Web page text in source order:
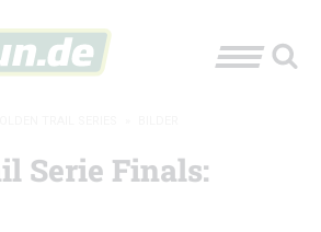
Serie Finals: